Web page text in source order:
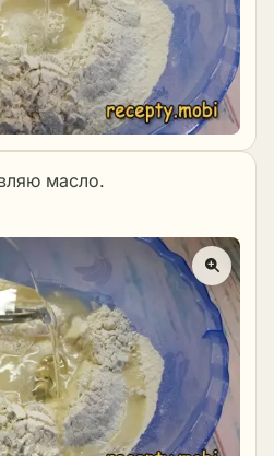
масло.